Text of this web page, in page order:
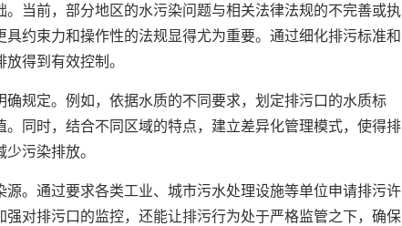
当前，部分地区的水污染问题与相关法律法规的不完善或执
约束力和操作性的法规显得尤为重要。通过细化排污标准和
得到有效控制。
规定。例如，依据水质的不同要求，划定排污口的水质标
同时，结合不同区域的特点，建立差异化管理模式，使得排
污染排放。
。通过要求各类工业、城市污水处理设施等单位申请排污许
对排污口的监控，还能让排污行为处于严格监管之下，确保